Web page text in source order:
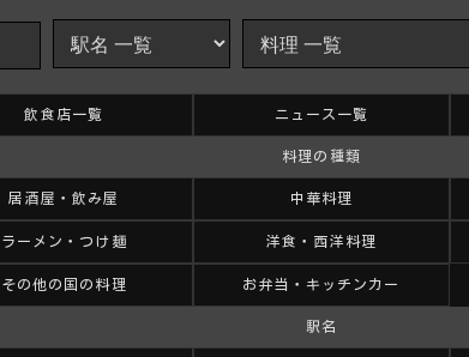
飲食店一覧 ニュース一覧
料理の種類
居酒屋・飲み屋 中華料理
ラーメン・つけ麺 洋食・西洋料理
その他の国の料理 お弁当・キッチンカー
駅名